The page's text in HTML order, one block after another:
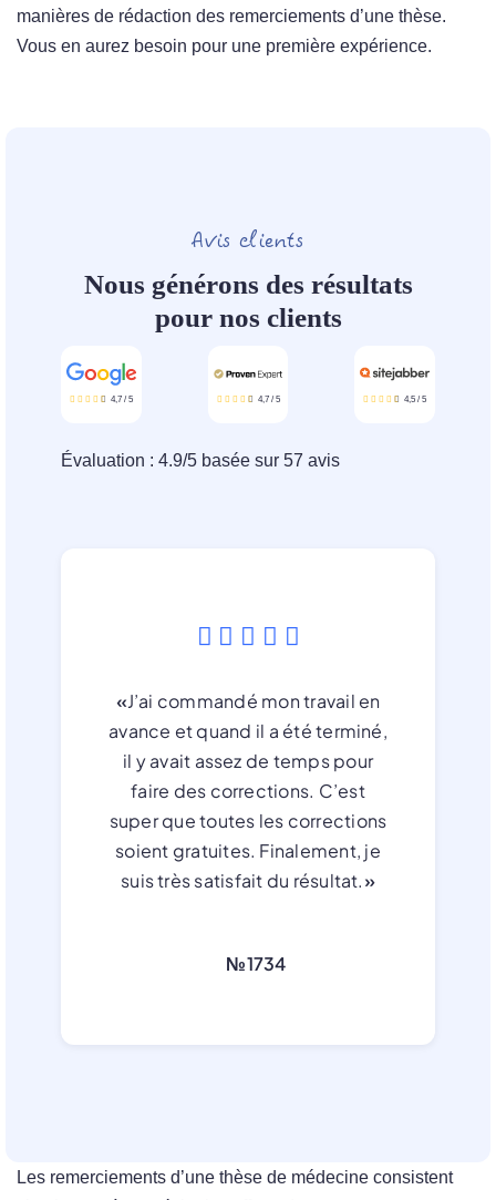
manières de rédaction des remerciements d’une thèse.
Vous en aurez besoin pour une première expérience.
Avis clients
Nous générons des résultats
pour nos clients
4,7/ 5 4,7/ 5 4,5 /5
Évaluation : 4.9/5 basée sur 57 avis
«J’ai commandé mon travail en
avance et quand il a été terminé,
il y avait assez de temps pour
faire des corrections. C’est
super que toutes les corrections
soient gratuites. Finalement, je
suis très satisfait du résultat.»
№1734
Les remerciements d’une thèse de médecine consistent